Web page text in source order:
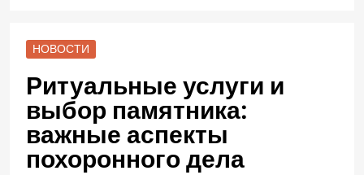
НОВОСТИ
Ритуальные услуги и
выбор памятника:
важные аспекты
похоронного дела